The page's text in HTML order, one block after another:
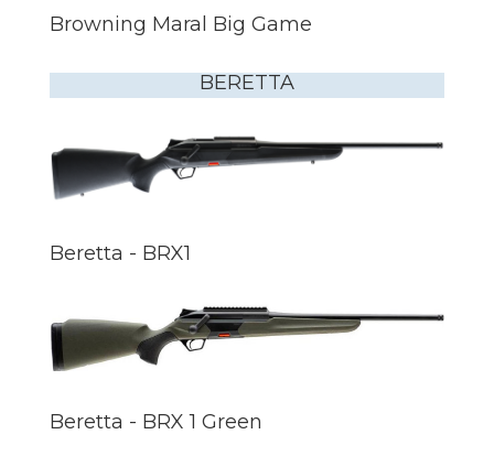
Browning Maral Big Game
BERETTA
Beretta - BRX1
Beretta - BRX 1 Green